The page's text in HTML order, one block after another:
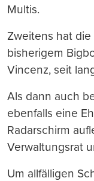
Multis.
Zweitens hat die
bisherigem
Vincenz, seit
Als dann auch
ebenfalls eine
Radarschirm
Verwaltungsrat
Um allfälligen